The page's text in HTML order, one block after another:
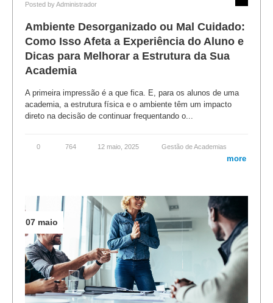
Posted byAdministrador
Ambiente Desorganizado ou Mal Cuidado:
Como Isso Afeta a Experiência do Aluno e
Dicas para Melhorar a Estrutura da Sua
Academia
A primeira impressão é a que fica. E, para os alunos de uma
academia, a estrutura física e o ambiente têm um impacto
direto na decisão de continuar frequentando o...
0 764 12 maio, 2025 Gestão de Academias
more
07 maio